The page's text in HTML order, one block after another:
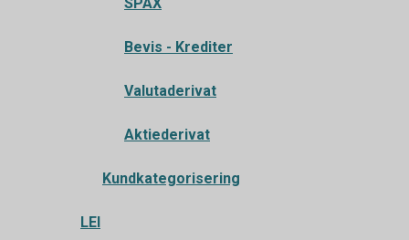
Bevis - Krediter
Valutaderivat
Aktiederivat
Kundkategorisering
LEI